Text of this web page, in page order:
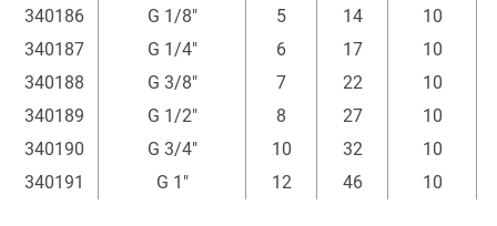
Artikel
Innengewinde
h
SW
Einheit
340186 G 1/8" 5 14 10
340187
G 1/4" 6 17 10
340188
G 3/8" 7 22 10
340189
G 1/2" 8 27 10
340190
G 3/4" 10 32 10
340191
G 1" 12 46 10